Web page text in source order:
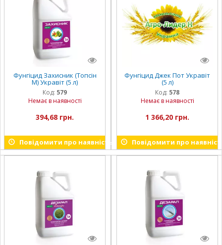
Фунгіцид Захисник (Топсін
М) Укравіт (5 л)
Код: 579
Немає в наявності
394,68 грн.
Повідомити про наявність
Фунгіцид Джек Пот Укравіт
(5 л)
Код: 578
Немає в наявності
1 366,20 грн.
Повідомити про